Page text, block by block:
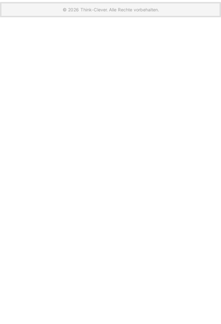
© 2026 Think-Clever. Alle Rechte vorbehalten.